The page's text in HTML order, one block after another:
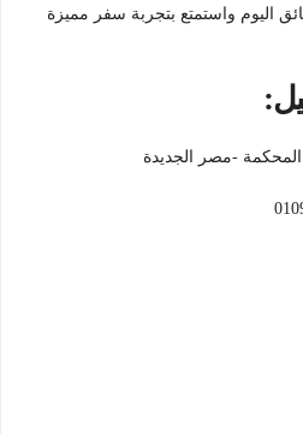
اليوم واستمتع بتجربة سفر مميزة